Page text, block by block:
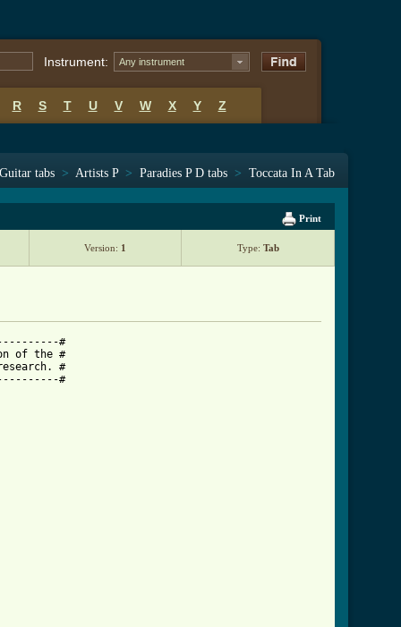
Instrument: Any instrument
R S T U V W X Y Z
Guitar tabs > Artists P > Paradies P D tabs > Toccata In A Tab
Print
Version: 1 Type: Tab
#
of the #
#
#